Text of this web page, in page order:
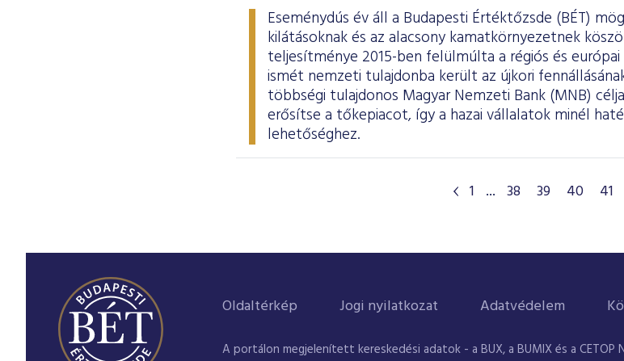
Eseménydús év áll a Budapesti Értéktőzsde (BÉT)
kilátásoknak és az alacsony kamatkörnyezetnek
teljesítménye 2015-ben felülmúlta a régiós és
ismét nemzeti tulajdonba került az újkori
többségi tulajdonos Magyar Nemzeti Bank (MNB)
erősítse a tőkepiacot, így a hazai vállalatok minél
lehetőséghez.
1 ... 38 39 40 41
Oldaltérkép Jogi nyilatkozat Adatvédelem
A portálon megjelenített kereskedési adatok - a BUX, a BUMIX és a